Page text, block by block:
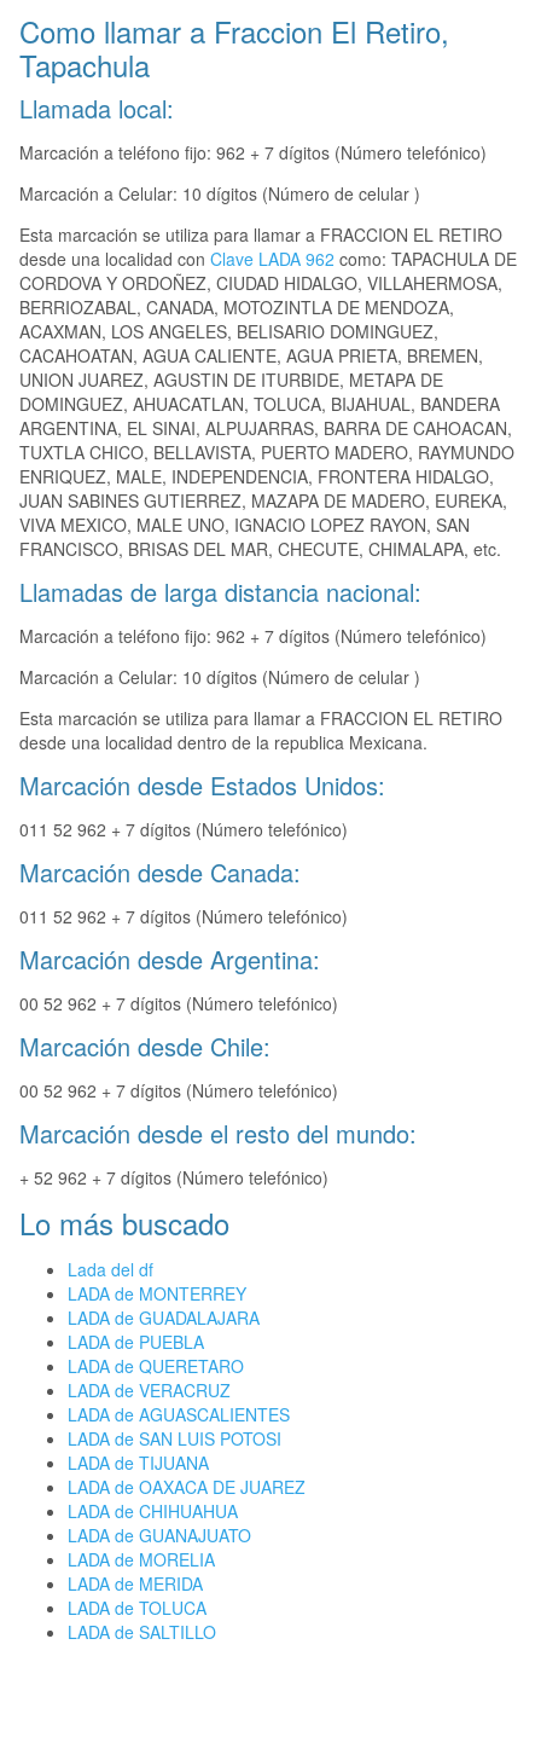
Como llamar a Fraccion El Retiro,
Tapachula
Llamada local:
Marcación a teléfono fijo: 962 + 7 dígitos (Número telefónico)
Marcación a Celular: 10 dígitos (Número de celular )
Esta marcación se utiliza para llamar a FRACCION EL RETIRO
desde una localidad con Clave LADA 962 como: TAPACHULA DE
CORDOVA Y ORDOÑEZ, CIUDAD HIDALGO, VILLAHERMOSA,
BERRIOZABAL, CANADA, MOTOZINTLA DE MENDOZA,
ACAXMAN, LOS ANGELES, BELISARIO DOMINGUEZ,
CACAHOATAN, AGUA CALIENTE, AGUA PRIETA, BREMEN,
UNION JUAREZ, AGUSTIN DE ITURBIDE, METAPA DE
DOMINGUEZ, AHUACATLAN, TOLUCA, BIJAHUAL, BANDERA
ARGENTINA, EL SINAI, ALPUJARRAS, BARRA DE CAHOACAN,
TUXTLA CHICO, BELLAVISTA, PUERTO MADERO, RAYMUNDO
ENRIQUEZ, MALE, INDEPENDENCIA, FRONTERA HIDALGO,
JUAN SABINES GUTIERREZ, MAZAPA DE MADERO, EUREKA,
VIVA MEXICO, MALE UNO, IGNACIO LOPEZ RAYON, SAN
FRANCISCO, BRISAS DEL MAR, CHECUTE, CHIMALAPA, etc.
Llamadas de larga distancia nacional:
Marcación a teléfono fijo: 962 + 7 dígitos (Número telefónico)
Marcación a Celular: 10 dígitos (Número de celular )
Esta marcación se utiliza para llamar a FRACCION EL RETIRO
desde una localidad dentro de la republica Mexicana.
Marcación desde Estados Unidos:
011 52 962 + 7 dígitos (Número telefónico)
Marcación desde Canada:
011 52 962 + 7 dígitos (Número telefónico)
Marcación desde Argentina:
00 52 962 + 7 dígitos (Número telefónico)
Marcación desde Chile:
00 52 962 + 7 dígitos (Número telefónico)
Marcación desde el resto del mundo:
+ 52 962 + 7 dígitos (Número telefónico)
Lo más buscado
Lada del df
LADA de MONTERREY
LADA de GUADALAJARA
LADA de PUEBLA
LADA de QUERETARO
LADA de VERACRUZ
LADA de AGUASCALIENTES
LADA de SAN LUIS POTOSI
LADA de TIJUANA
LADA de OAXACA DE JUAREZ
LADA de CHIHUAHUA
LADA de GUANAJUATO
LADA de MORELIA
LADA de MERIDA
LADA de TOLUCA
LADA de SALTILLO